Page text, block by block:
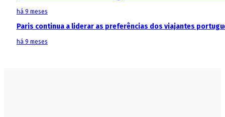
há 9 meses
Paris continua a liderar as preferências dos viajantes
há 9 meses